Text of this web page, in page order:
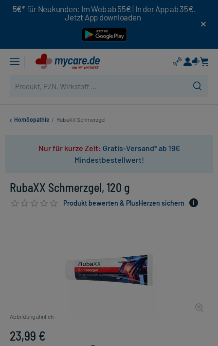
5€* für Neukunden: Im Web ab 55€ | In der App ab 35€.
Jetzt App downloaden
Homöopathie / RubaXX Schmerzgel
Nur für kurze Zeit: Gratis-Versand* ab 19€
Mindestbestellwert!
RubaXX Schmerzgel, 120 g
Produkt bewerten & PlusHerzen sichern
Abbildung ähnlich
23,99 €